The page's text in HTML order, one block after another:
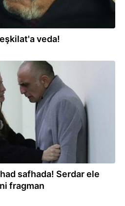
veda!
safhada! Serdar ele
fragman